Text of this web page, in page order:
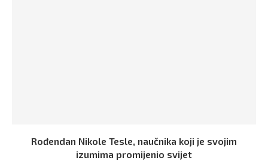
Rođendan Nikole Tesle, naučnika koji je svojim
izumima promijenio svijet